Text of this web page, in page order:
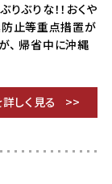
りぶりな！！おくや
防止等重点措置が
、 帰省中に沖縄
しく見る